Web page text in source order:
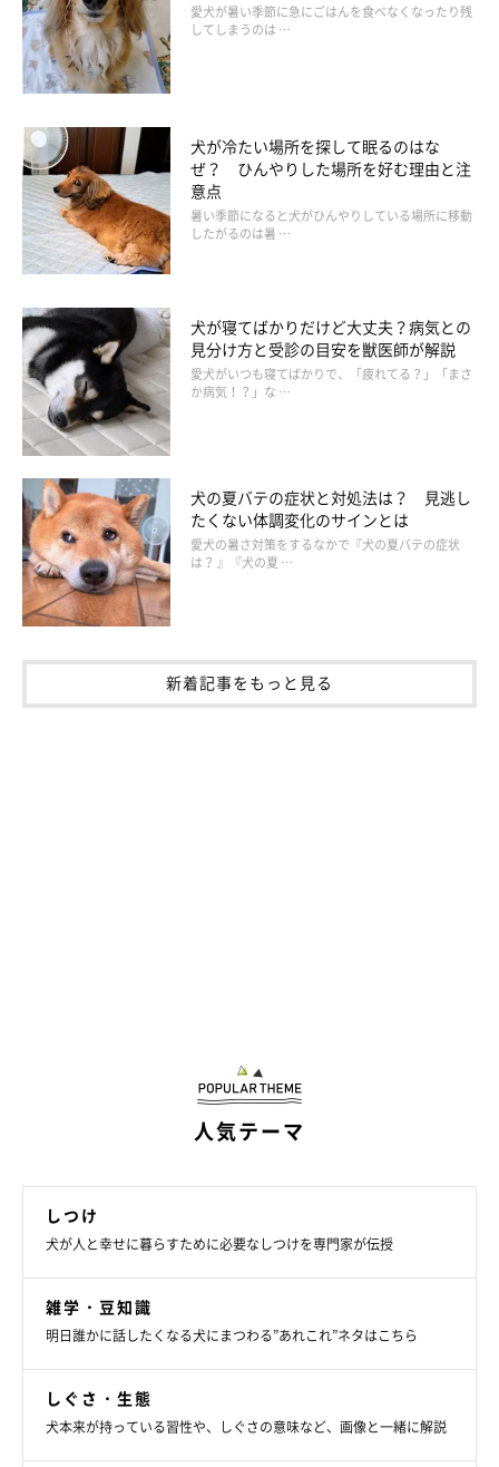
愛犬が暑い季節に急にごはんを食べなくなったり残
してしまうのは …
犬が冷たい場所を探して眠るのはな
ぜ？ ひんやりした場所を好む理由と注
意点
暑い季節になると犬がひんやりしている場所に移動
したがるのは暑 …
犬が寝てばかりだけど大丈夫？病気との
見分け方と受診の目安を獣医師が解説
愛犬がいつも寝てばかりで、「疲れてる？」「まさ
か病気！？」な …
犬の夏バテの症状と対処法は？ 見逃し
たくない体調変化のサインとは
愛犬の暑さ対策をするなかで『犬の夏バテの症状
は？ 』『犬の夏 …
新着記事をもっと見る
人気テーマ
しつけ
犬が人と幸せに暮らすために必要なしつけを専門家が伝授
雑学・豆知識
明日誰かに話したくなる犬にまつわる”あれこれ”ネタはこちら
しぐさ・生態
犬本来が持っている習性や、しぐさの意味など、画像と一緒に解説